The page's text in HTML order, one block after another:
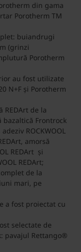
din gama
Porotherm TM
buiandrugi
(grinzi
Porotherm
au fost utilizate
N+F și Porotherm
REDArt de la
bazaltică Frontrock
ROCKWOOL
amorsă
REDArt și
REDArt;
de la
mari, pe
a fost proiectat cu
selectate de
pavajul Rettango®